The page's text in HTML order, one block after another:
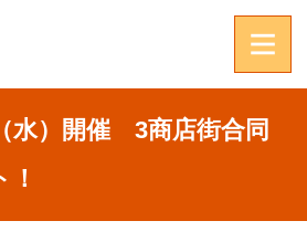
水）開催 3商店街合同